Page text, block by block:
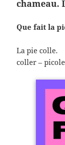
chameau.
Que fait la
La pie colle.
coller –